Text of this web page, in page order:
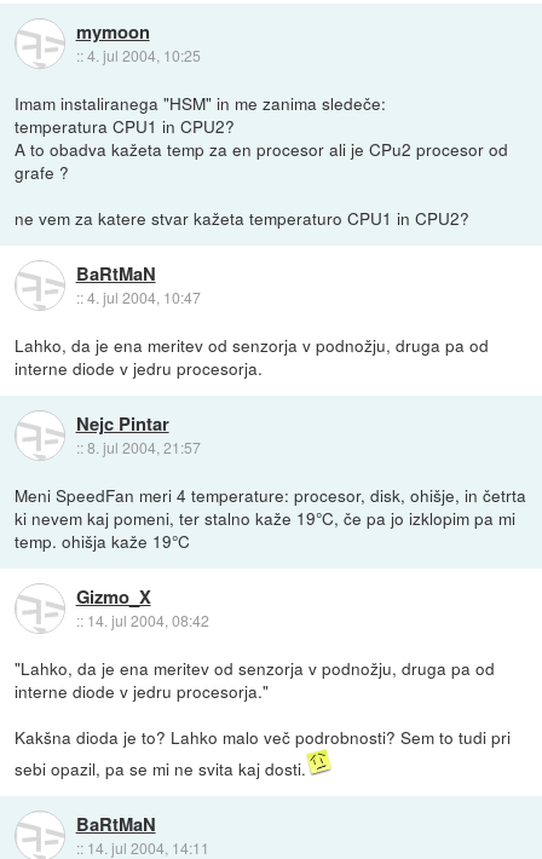
mymoon
::4. jul 2004, 10:25
Imam instaliranega "HSM" in me zanima sledeče:
temperatura CPU1 in CPU2?
A to obadva kažeta temp za en procesor ali je CPu2 procesor od
grafe ?
ne vem za katere stvar kažeta temperaturo CPU1 in CPU2?
BaRtMaN
::4. jul 2004, 10:47
Lahko, da je ena meritev od senzorja v podnožju, druga pa od
interne diode v jedru procesorja.
Nejc Pintar
::8. jul 2004, 21:57
Meni SpeedFan meri 4 temperature: procesor, disk, ohišje, in četrta
ki nevem kaj pomeni, ter stalno kaže 19°C, če pa jo izklopim pa mi
temp. ohišja kaže 19°C
Gizmo_X
:: 14. jul 2004, 08:42
"Lahko, da je ena meritev od senzorja v podnožju, druga pa od
interne diode v jedru procesorja."
Kakšna dioda je to? Lahko malo več podrobnosti? Sem to tudi pri
sebi opazil, pa se mi ne svita kaj dosti.
BaRtMaN
:: 14. jul 2004, 14:11